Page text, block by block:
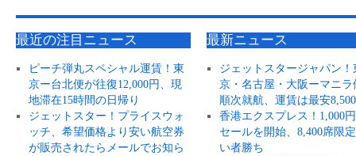
最近の注目ニュース
ピーチ弾丸スペシャル運賃！東
京ー台北便が往復12,000円、現
地滞在15時間の日帰り
ジェットスター！プライスウォ
ッチ、希望価格より安い航空券
が販売されたらメールでお知ら
最新ニュース
ジェットスタージャパン！
京・名古屋・大阪ーマニラ
順次就航、運賃は最安
香港エクスプレス！1,000
セールを開始、8,400席限
い者勝ち